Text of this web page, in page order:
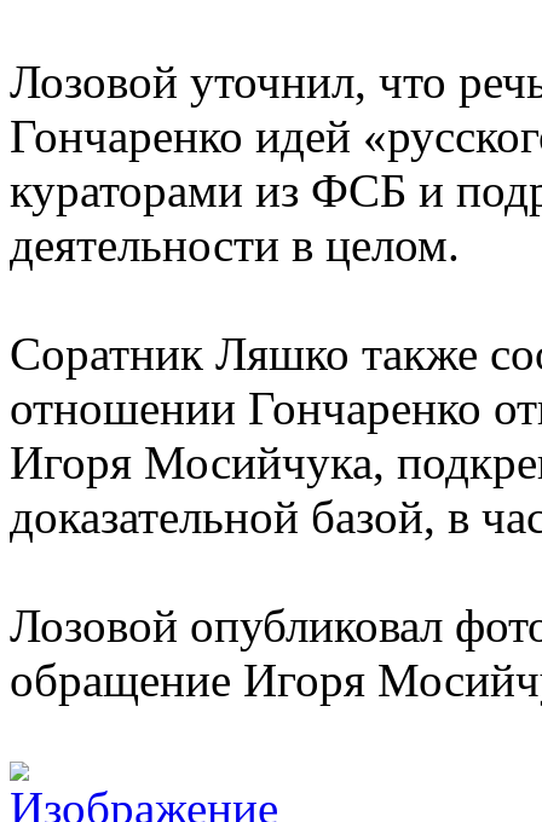
Лозовой уточнил, что
Гончаренко идей
кураторами из ФСБ и
деятельности в целом.
Соратник Ляшко также
отношении Гончаренко
Игоря Мосийчука,
доказательной базой, в
Лозовой опубликовал
обращение Игоря